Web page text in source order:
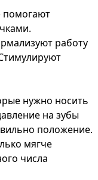
помогают
работу
нужно носить
на зубы
положение.
мягче
числа